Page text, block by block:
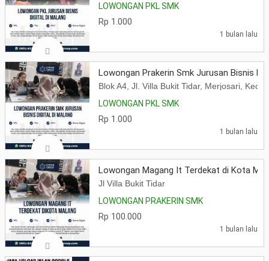
LOWONGAN PKL SMK
Rp 1.000
1 bulan lalu
Lowongan Prakerin Smk Jurusan Bisnis
Blok A4, Jl. Villa Bukit Tidar, Merjosari, Kec.
LOWONGAN PKL SMK
Rp 1.000
1 bulan lalu
Lowongan Magang It Terdekat di Kota
Jl Villa Bukit Tidar
LOWONGAN PRAKERIN SMK
Rp 100.000
1 bulan lalu